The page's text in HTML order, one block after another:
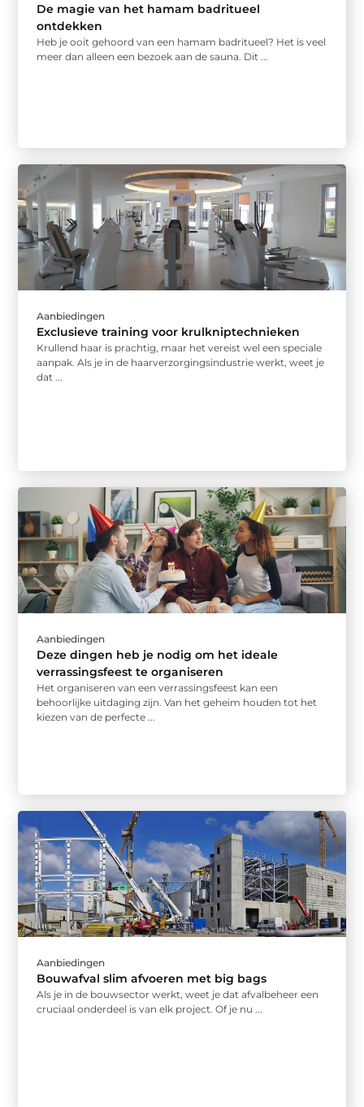
De magie van het hamam badritueel
ontdekken
Heb je ooit gehoord van een hamam badritueel? Het is veel
meer dan alleen een bezoek aan de sauna. Dit ...
Aanbiedingen
Exclusieve training voor krulkniptechnieken
Krullend haar is prachtig, maar het vereist wel een speciale
aanpak. Als je in de haarverzorgingsindustrie werkt, weet je
dat ...
Aanbiedingen
Deze dingen heb je nodig om het ideale
verrassingsfeest te organiseren
Het organiseren van een verrassingsfeest kan een
behoorlijke uitdaging zijn. Van het geheim houden tot het
kiezen van de perfecte ...
Aanbiedingen
Bouwafval slim afvoeren met big bags
Als je in de bouwsector werkt, weet je dat afvalbeheer een
cruciaal onderdeel is van elk project. Of je nu ...